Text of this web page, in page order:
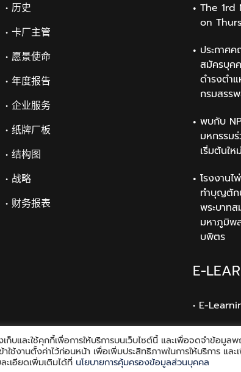
• 历史
• 卡厂主管
• 愿景使命
• 年度报告
• 企业服务
• 纸牌厂板
• 结构图
• 战略
• 财务报表
The 1rd
on
ประกาศ
สมัครบุค
ดำรงตำ
กรมสรร
พบกับ
มหกรรม
เริ่มต้นใ
โรงงาน
ทำบุญตัก
พระบาทส
มหาภูมิพ
บพิตร
E-
• E-
ก็บและใช้คุกกี้เพื่อการให้บริการบนเว็บไซต์นี้ และเพื่อจดจำข้อมูล
ใช้งานตั้งค่าไว้ก่อนหน้า เพื่อเพิ่มประสิทธิภาพในการให้บริการ แ
ะเอียดเพิ่มเติมได้ที่ นโยบายการคุ้มครองข้อมูลส่วนบุคคล